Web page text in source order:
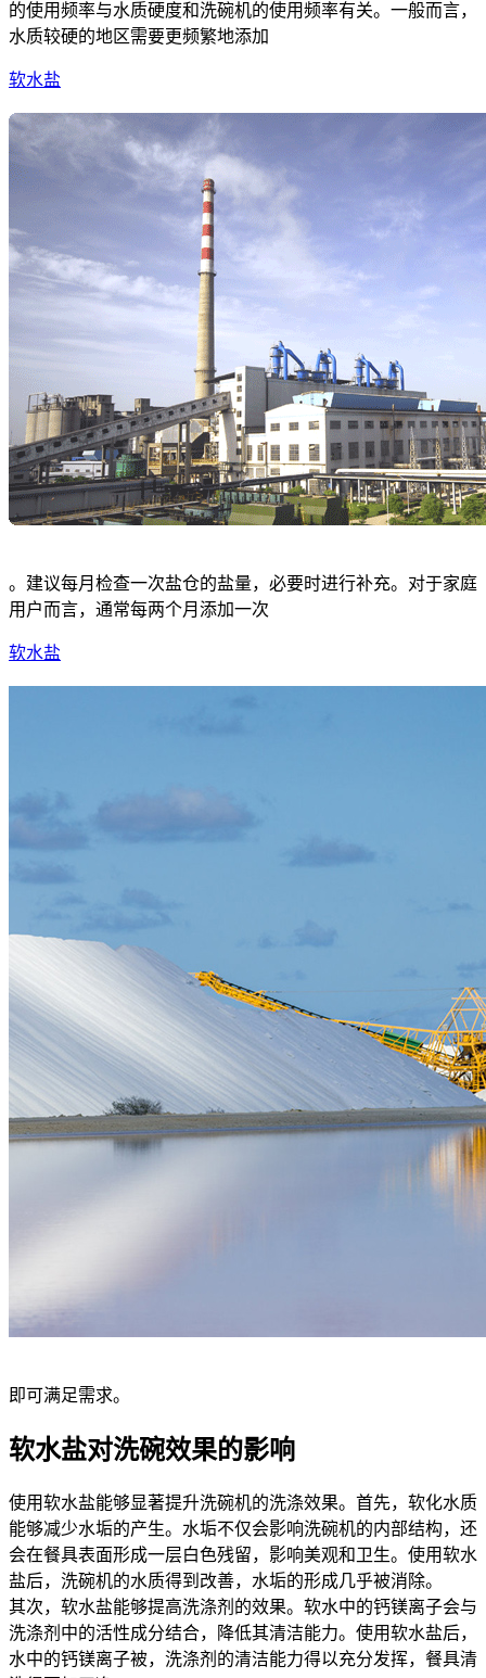
的使用频率与水质硬度和洗碗机的使用频率有关。一般而言，
水质较硬的地区需要更频繁地添加
软水盐
。建议每月检查一次盐仓的盐量，必要时进行补充。对于家庭
用户而言，通常每两个月添加一次
软水盐
即可满足需求。
软水盐对洗碗效果的影响
使用软水盐能够显著提升洗碗机的洗涤效果。首先，软化水质
能够减少水垢的产生。水垢不仅会影响洗碗机的内部结构，还
会在餐具表面形成一层白色残留，影响美观和卫生。使用软水
盐后，洗碗机的水质得到改善，水垢的形成几乎被消除。
其次，软水盐能够提高洗涤剂的效果。软水中的钙镁离子会与
洗涤剂中的活性成分结合，降低其清洁能力。使用软水盐后，
水中的钙镁离子被，洗涤剂的清洁能力得以充分发挥，餐具清